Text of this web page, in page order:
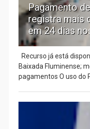
Pagamento
registra mais
em 24 dias
Recurso já está
Baixada Fluminense;
pagamentos O uso do